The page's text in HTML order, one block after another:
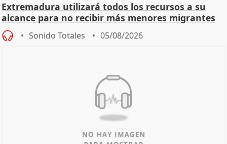
Extremadura utilizará todos los recursos a su
alcance para no recibir más menores migrantes
Sonido Totales 05/08/2026